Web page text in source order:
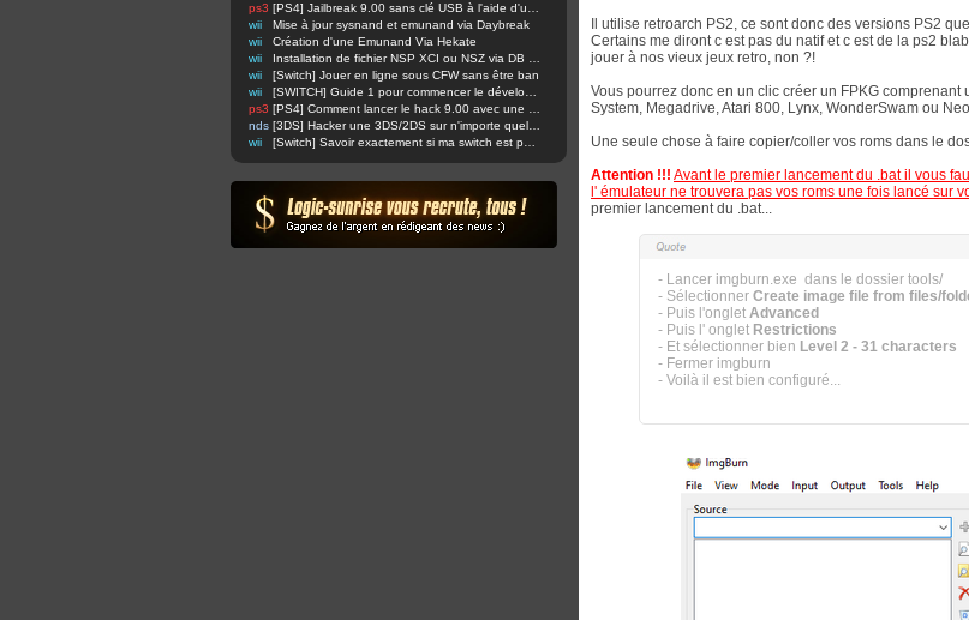
ps3
wii
Mise à jour sysnand et emunand via Daybreak
wii
Création d'une Emunand Via Hekate
wii
wii
[Switch] Jouer en ligne sous CFW sans être ban
wii
ps3
nds
wii
Il utilise retroarch PS2, ce sont donc des versions PS2
Certains me diront c est pas du natif et c est de la ps2
jouer à nos vieux jeux retro, non ?!
Vous pourrez donc en un clic créer un FPKG
System, Megadrive, Atari 800, Lynx, WonderSwam ou
Une seule chose à faire copier/coller vos roms dans le
Attention !!! Avant le premier lancement du .bat il vous
l' émulateur ne trouvera pas vos roms une fois lancé sur
premier lancement du .bat...
- Lancer imgburn.exe dans le dossier tools/
- Sélectionner Create image file from files/
- Puis l'onglet Advanced
- Puis l' onglet Restrictions
- Et sélectionner bien Level 2 - 31 characters
- Fermer imgburn
- Voilà il est bien configuré...